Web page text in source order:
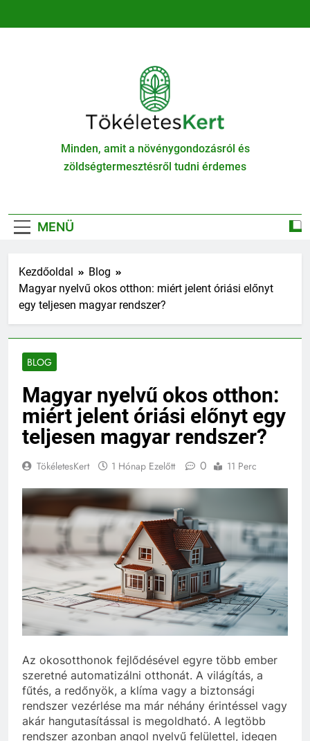
TökéletesKert
Minden, amit a növénygondozásról és
zöldségtermesztésről tudni érdemes
MENÜ
Kezdőoldal
Blog
Magyar nyelvű okos otthon: miért jelent óriási előnyt
egy teljesen magyar rendszer?
BLOG
Magyar nyelvű okos otthon:
miért jelent óriási előnyt egy
teljesen magyar rendszer?
TökéletesKert 1 Hónap Ezelőtt 0 11 Perc
Az okosotthonok fejlődésével egyre több ember
szeretné automatizálni otthonát. A világítás, a
fűtés, a redőnyök, a klíma vagy a biztonsági
rendszer vezérlése ma már néhány érintéssel vagy
akár hangutasítással is megoldható. A legtöbb
rendszer azonban angol nyelvű felülettel, idegen